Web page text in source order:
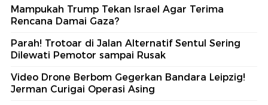
Mampukah Trump Tekan Israel Agar Terima
Rencana Damai Gaza?
Parah! Trotoar di Jalan Alternatif Sentul Sering
Dilewati Pemotor sampai Rusak
Video Drone Berbom Gegerkan Bandara Leipzig!
Jerman Curigai Operasi Asing